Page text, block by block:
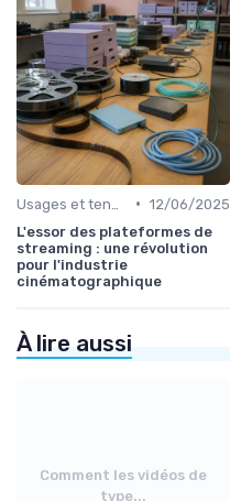
• 12/06/2025
L'essor des plateformes de
streaming : une révolution
pour l'industrie
cinématographique
À lire aussi
Comment les vidéos de
type...